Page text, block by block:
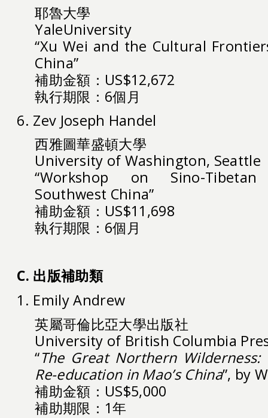
耶魯大學
YaleUniversity
“Xu Wei and the Cultural
China”
補助金額：US$12,672
執行期限：6個月
6. Zev Joseph Handel
西雅圖華盛頓大學
University of Washington, Seattle
“Workshop on Sino-
Southwest China”
補助金額：US$11,698
執行期限：6個月
C. 出版補助類
1. Emily Andrew
英屬哥倫比亞大學出版社
University of British Columbia
“The Great Northern
Re-education in Mao’s China”, by
補助金額：US$5,000
補助期限：1年